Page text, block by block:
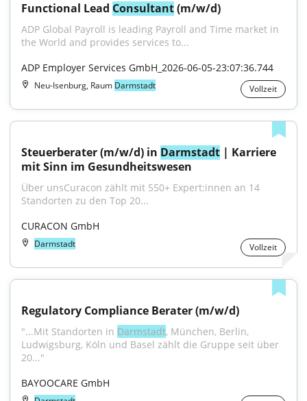
Functional Lead Consultant (m/w/d)
ADP Global Payroll is leading Payroll and Time market in
the World and provides services to...
ADP Employer Services GmbH_2026-06-05-23:07:36.744
Neu-Isenburg, Raum Darmstadt Vollzeit
Steuerberater (m/w/d) in Darmstadt | Karriere
mit Sinn im Gesundheitswesen
Über unsCuracon zählt mit 550+ Expert:innen an 14
Standorten zu den Top 20...
CURACON GmbH
Darmstadt Vollzeit
Regulatory Compliance Berater (m/w/d)
"...Mit Standorten in Darmstadt, München, Berlin,
Ludwigsburg, Köln und Basel zählt die Gruppe seit über
20..."
BAYOOCARE GmbH